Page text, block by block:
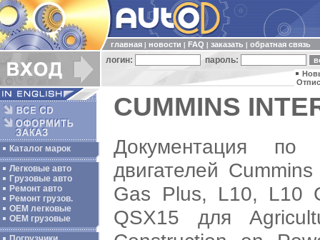
главная новости FAQ заказать обратная связь
логин: пароль:
Каталог марок
Легковые авто
Грузовые авто
Ремонт авто
Ремонт грузов.
ОЕМ легковые
OEM грузовые
CUMMINS
Документация по
двигателей
Gas Plus, L10, L10
QSX15 для